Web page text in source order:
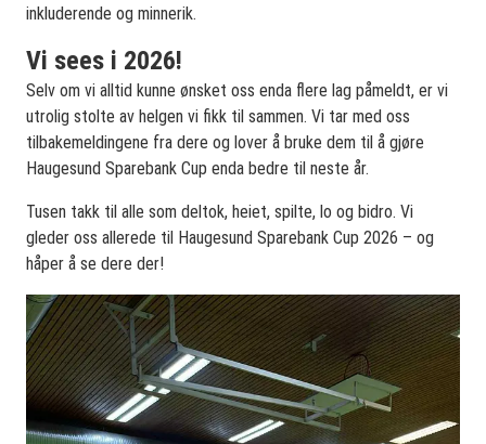
inkluderende og minnerik.
Vi sees i 2026!
Selv om vi alltid kunne ønsket oss enda flere lag påmeldt, er vi
utrolig stolte av helgen vi fikk til sammen. Vi tar med oss
tilbakemeldingene fra dere og lover å bruke dem til å gjøre
Haugesund Sparebank Cup enda bedre til neste år.
Tusen takk til alle som deltok, heiet, spilte, lo og bidro. Vi
gleder oss allerede til Haugesund Sparebank Cup 2026 – og
håper å se dere der!